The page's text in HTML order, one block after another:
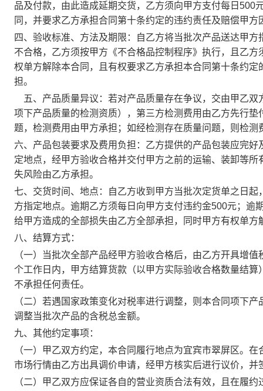
品及付款，由此造成延期交货， 乙方须向甲方支付每日500
同，并要求乙方承担合同第十条约定的违约责任及赔偿甲
四、验收标准、方法及期限：自乙方将当批次产品送达甲
不合格，乙方须按甲方《不合格品控制程序》执行，且乙
权单方解除本合同，且有权要求乙方承担本合同第十条约
担。
五、产品质量异议：若对产品质量存在争议，交由甲乙
项下产品质量的检测资质），第三方检测费用由乙方先行
题，检测费用由甲方承担；如经检测存在质量问题，则检测
六、产品包装要求及费用负担：乙方提供的产品包装应完
定地点，经甲方验收合格并交付甲方之前的运输、装卸等
失风险由乙方承担。
七、交货时间、地点：自乙方收到甲方当批次定货单之日
方指定地点。逾期乙方须每日向甲方支付违约金500元；
给甲方造成的全部损失由乙方全部承担，同时甲方有权单方
八、结算方式：
（一）当批次全部产品经甲方验收合格后，由乙方开具增
个工作日内，甲方结算货款（以甲方实际验收合格数量结
不承担任何责任。
（二）若遇国家政策变化对税率进行调整，则本合同项下
调整当批次产品的含税总金额。
九、其他约定事项：
（一）甲乙双方约定，本合同履行地点为宜宾市翠屏区。
市场行情由乙方出具调价申请，经甲方核实后进行议价，并
（二）甲乙双方应保证各自的营业资质合法有效，且在履